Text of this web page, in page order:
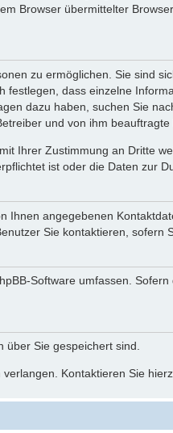
Browser übermittelter
zu ermöglichen. Sie sind
dass einzelne
dazu haben, suchen Sie
und von ihm
Ihrer Zustimmung an Dritte
ist oder die Daten zur
Ihnen angegebenen
Sie kontaktieren, sofern
Software umfassen.
über Sie gespeichert sind.
Kontaktieren Sie